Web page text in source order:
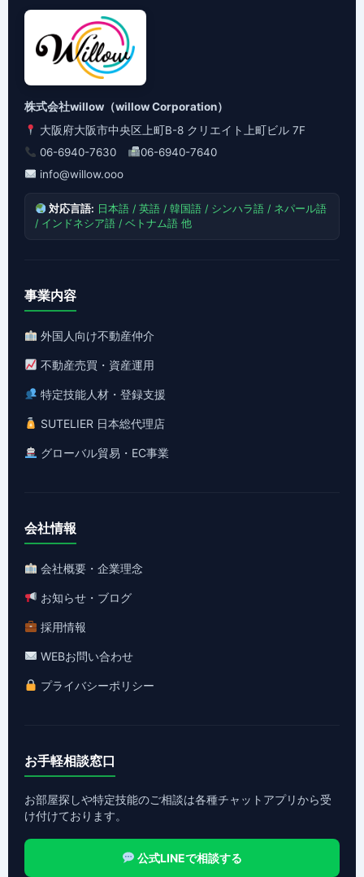
株式会社willow（willow Corporation）
大阪府大阪市中央区上町B-8 クリエイト上町ビル 7F
06-6940-7630
06-6940-7640
info@willow.ooo
対応言語: 日本語 / 英語 / 韓国語 / シンハラ語 / ネパール語
/ インドネシア語 / ベトナム語 他
事業内容
外国人向け不動産仲介
不動産売買・資産運用
特定技能人材・登録支援
SUTELIER 日本総代理店
グローバル貿易・EC事業
会社情報
会社概要・企業理念
お知らせ・ブログ
採用情報
WEBお問い合わせ
プライバシーポリシー
お手軽相談窓口
お部屋探しや特定技能のご相談は各種チャットアプリから受
け付けております。
公式LINEで相談する